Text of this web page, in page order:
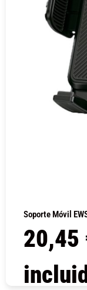
Soporte Móvil
20,45